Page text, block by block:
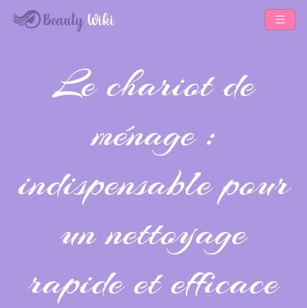
Le chariot de
ménage :
indispensable pour
un nettoyage
rapide et efficace